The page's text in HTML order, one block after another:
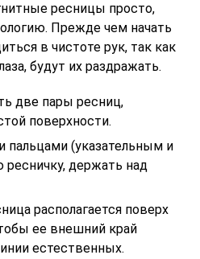
ресницы просто,
Прежде чем начать
в чистоте рук, так как
будут их раздражать.
две пары ресниц,
поверхности.
пальцами (указательным и
держать над
располагается поверх
ее внешний край
естественных.